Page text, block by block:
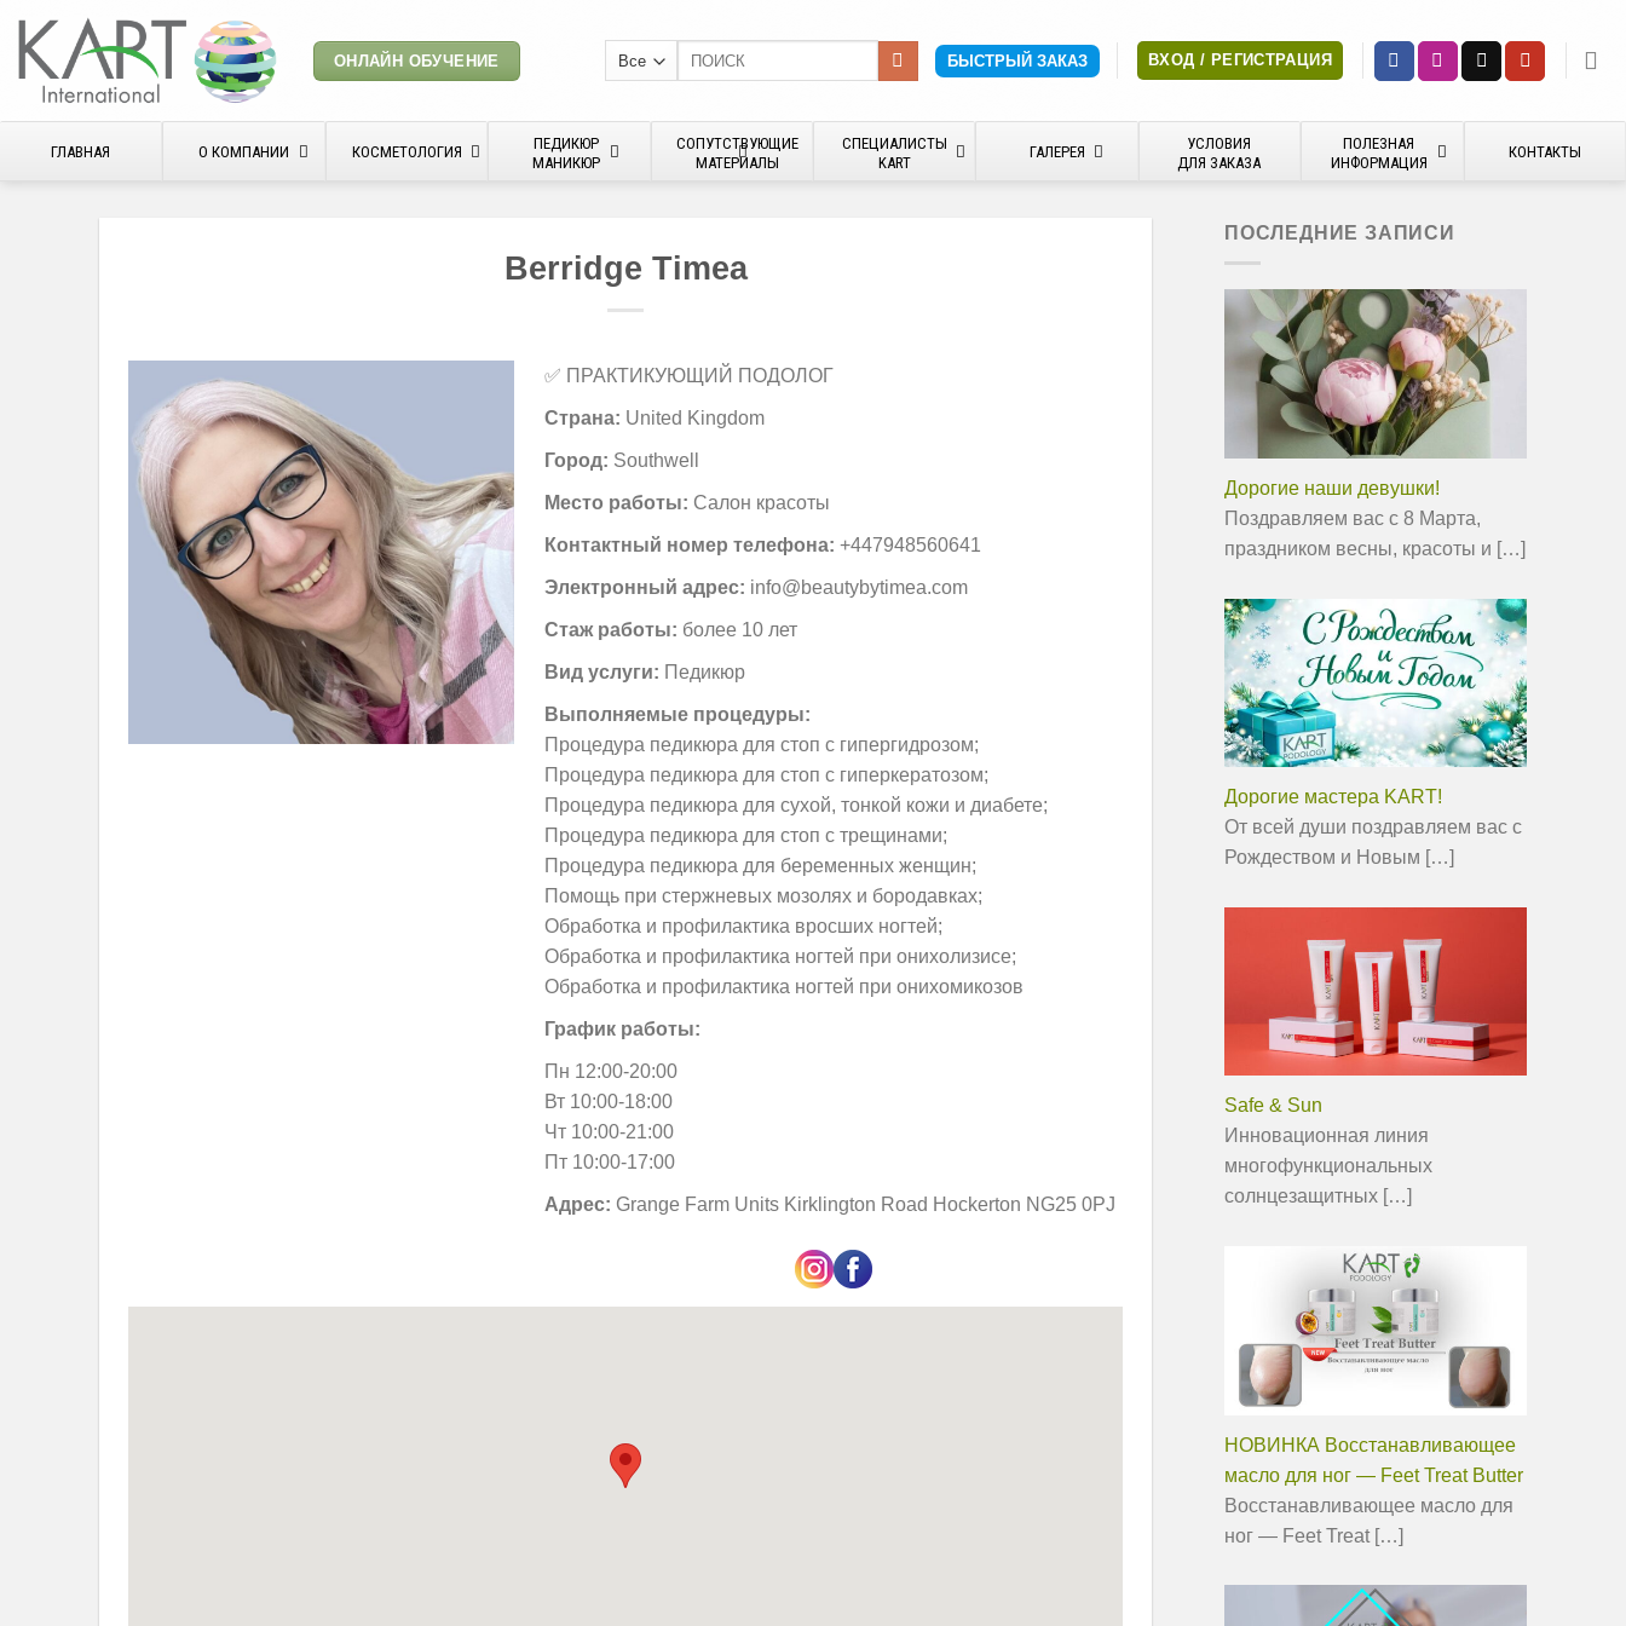
content
ОНЛАЙН ОБУЧЕНИЕ БЫСТРЫЙ ЗАКАЗ ВХОД / РЕГИСТРАЦИЯ
ГЛАВНАЯ О КОМПАНИИ КОСМЕТОЛОГИЯ
ПЕДИКЮР
МАНИКЮР
СОПУТСТВУЮЩИЕ
МАТЕРИАЛЫ
СПЕЦИАЛИСТЫ
KART
ГАЛЕРЕЯ
УСЛОВИЯ
ДЛЯ ЗАКАЗА
ПОЛЕЗНАЯ
ИНФОРМАЦИЯ
КОНТАКТЫ
Berridge Timea
✅ ПРАКТИКУЮЩИЙ ПОДОЛОГ
Страна: United Kingdom
Город: Southwell
Место работы: Салон красоты
Контактный номер телефона: +447948560641
Электронный адрес: info@beautybytimea.com
Стаж работы: более 10 лет
Вид услуги: Педикюр
Выполняемые процедуры:
Процедура педикюра для стоп с гипергидрозом;
Процедура педикюра для стоп с гиперкератозом;
Процедура педикюра для сухой, тонкой кожи и диабете;
Процедура педикюра для стоп с трещинами;
Процедура педикюра для беременных женщин;
Помощь при стержневых мозолях и бородавках;
Обработка и профилактика вросших ногтей;
Обработка и профилактика ногтей при онихолизисе;
Обработка и профилактика ногтей при онихомикозов
График работы:
Пн 12:00-20:00
Вт 10:00-18:00
Чт 10:00-21:00
Пт 10:00-17:00
Адрес: Grange Farm Units Kirklington Road Hockerton NG25 0PJ
ПОСЛЕДНИЕ ЗАПИСИ
Дорогие наши девушки!
Поздравляем вас с 8 Марта,
праздником весны, красоты и […]
Дорогие мастера KART!
От всей души поздравляем вас с
Рождеством и Новым […]
Safe & Sun
Инновационная линия
многофункциональных
солнцезащитных […]
НОВИНКА Восстанавливающее
масло для ног — Feet Treat Butter
Восстанавливающее масло для
ног — Feet Treat […]